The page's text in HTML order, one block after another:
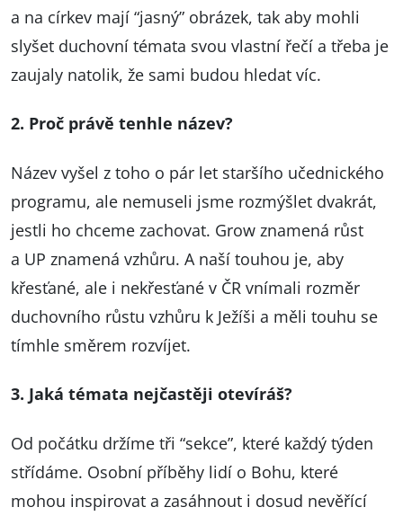
a na církev mají “jasný” obrázek, tak aby mohli
slyšet duchovní témata svou vlastní řečí a třeba je
zaujaly natolik, že sami budou hledat víc.
2. Proč právě tenhle název?
Název vyšel z toho o pár let staršího učednického
programu, ale nemuseli jsme rozmýšlet dvakrát,
jestli ho chceme zachovat. Grow znamená růst
a UP znamená vzhůru. A naší touhou je, aby
křesťané, ale i nekřesťané v ČR vnímali rozměr
duchovního růstu vzhůru k Ježíši a měli touhu se
tímhle směrem rozvíjet.
3. Jaká témata nejčastěji otevíráš?
Od počátku držíme tři “sekce”, které každý týden
střídáme. Osobní příběhy lidí o Bohu, které
mohou inspirovat a zasáhnout i dosud nevěřící